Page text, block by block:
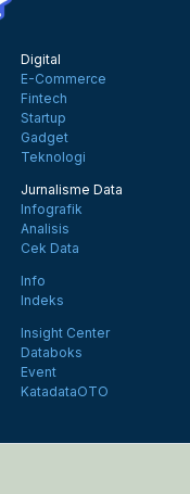
Digital
E-Commerce
Fintech
Startup
Gadget
Teknologi
Jurnalisme Data
Infografik
Analisis
Cek Data
Info
Indeks
Insight Center
Databoks
Event
KatadataOTO